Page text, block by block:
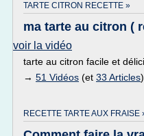
TARTE CITRON RECETTE »
ma tarte au citron (
voir la vidéo
tarte au citron facile et
→ 51 Vidéos (et 33 Articles
RECETTE TARTE AUX FRAISE